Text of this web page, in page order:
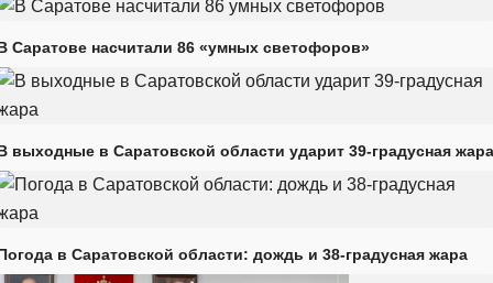
Саратове насчитали 86 «умных светофоров»
выходные в Саратовской области ударит 39-градусная жара
в Саратовской области: дождь и 38-градусная жара